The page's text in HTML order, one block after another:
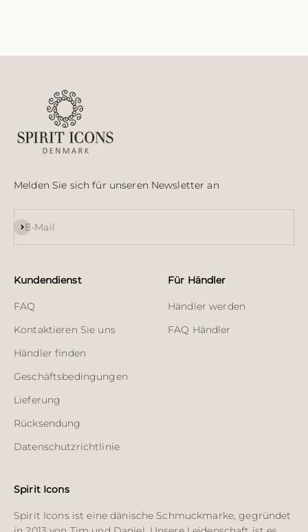
Melden Sie sich für unseren Newsletter an
E-Mail
Abonnieren
Kundendienst
FAQ
Kontaktieren Sie uns
Händler finden
Geschäftsbedingungen
Lieferung
Rücksendung
Datenschutzrichtlinie
Für Händler
Händler werden
FAQ Händler
Spirit Icons
Spirit Icons ist eine dänische Schmuckmarke, gegründet